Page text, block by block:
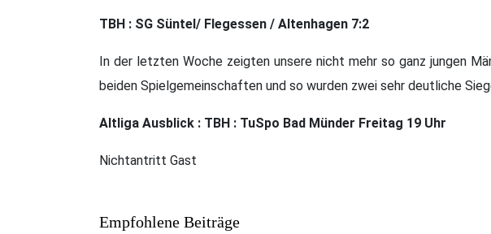
TBH : SG Süntel/ Flegessen / Altenhagen 7:2
In der letzten Woche zeigten unsere nicht mehr so ganz jungen
beiden Spielgemeinschaften und so wurden zwei sehr deutliche
Altliga Ausblick : TBH : TuSpo Bad Münder Freitag 19 Uhr
Nichtantritt Gast
Empfohlene Beiträge